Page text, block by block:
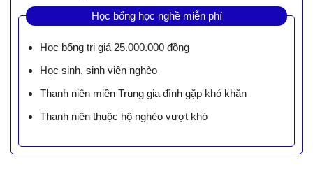
Học bổng học nghề miễn phí
Học bổng trị giá 25.000.000 đồng
Học sinh, sinh viên nghèo
Thanh niên miền Trung gia đình gặp khó khăn
Thanh niên thuộc hộ nghèo vượt khó